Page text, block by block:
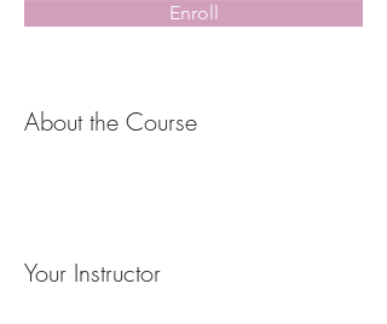
Enroll
About the Course
Your Instructor